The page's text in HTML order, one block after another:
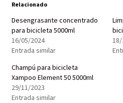
Relacionado
Desengrasante concentrado
para bicicleta 5000ml
16/05/2024
Entrada similar
Champú para bicicleta
Xampoo Element 50 5000ml
29/11/2023
Entrada similar